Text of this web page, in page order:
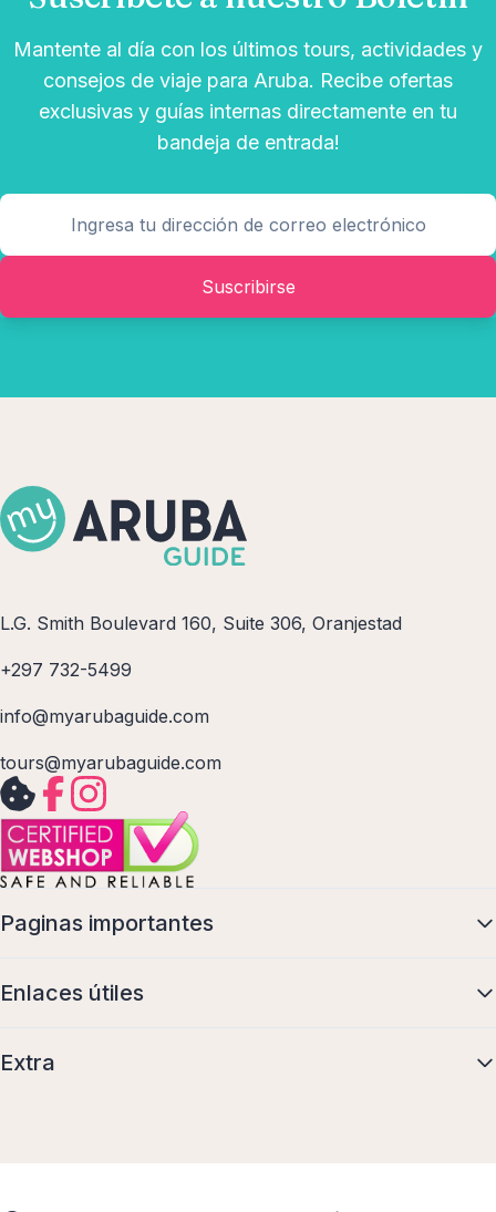
Mantente al día con los últimos tours, actividades y
consejos de viaje para Aruba. Recibe ofertas
exclusivas y guías internas directamente en tu
bandeja de entrada!
Suscribirse
L.G. Smith Boulevard 160, Suite 306, Oranjestad
+297 732-5499
info@myarubaguide.com
tours@myarubaguide.com
Paginas importantes
Enlaces útiles
Extra